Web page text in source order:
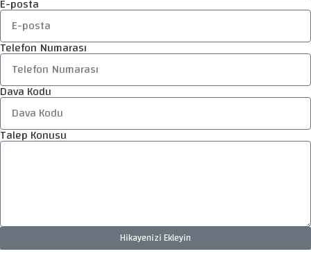
Telefon Numarası
Dava Kodu
Talep Konusu
Hikayenizi Ekleyin